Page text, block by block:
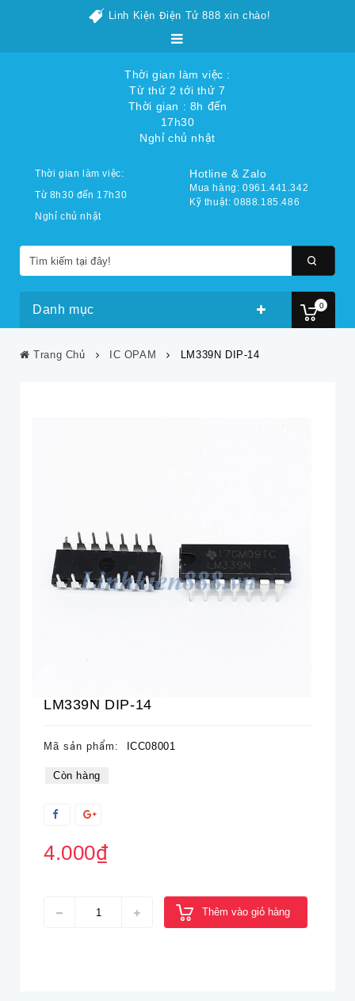
Linh Kiện Điện Tử 888 xin chào!
Thời gian làm việc :
Từ thứ 2 tới thứ 7
Thời gian : 8h đến
17h30
Nghỉ chủ nhật
0
Thời gian làm việc:
Từ 8h30 đến 17h30
Nghỉ chủ nhật
Hotline & Zalo
Mua hàng: 0961.441.342
Kỹ thuật: 0888.185.486
Danh mục
Trang Chủ IC OPAM LM339N DIP-14
LM339N DIP-14
Mã sản phẩm: ICC08001
Còn hàng
4.000₫
Thêm vào giỏ hàng